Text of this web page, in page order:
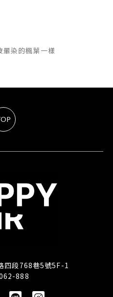
暈染的楓葉一樣
四段768巷5號5F-1
888